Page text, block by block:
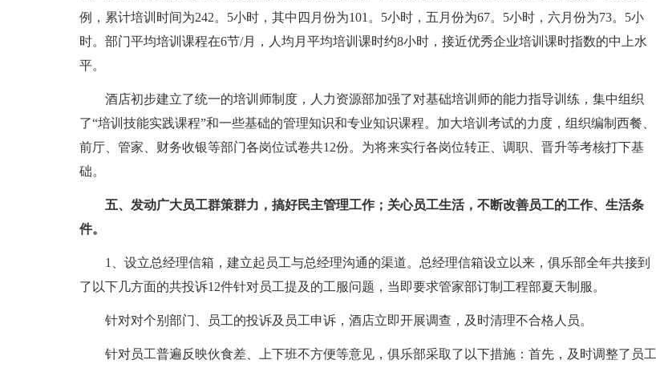
例，累计培训时间为242。5小时，其中四月份为101。5小时，五月份为67。5小时，六月份为73。5小
时。部门平均培训课程在6节/月，人均月平均培训课时约8小时，接近优秀企业培训课时指数的中上水
平。
酒店初步建立了统一的培训师制度，人力资源部加强了对基础培训师的能力指导训练，集中组织
了“培训技能实践课程”和一些基础的管理知识和专业知识课程。加大培训考试的力度，组织编制西餐、
前厅、管家、财务收银等部门各岗位试卷共12份。为将来实行各岗位转正、调职、晋升等考核打下基
础。
五、发动广大员工群策群力，搞好民主管理工作；关心员工生活，不断改善员工的工作、生活条
件。
1、设立总经理信箱，建立起员工与总经理沟通的渠道。总经理信箱设立以来，俱乐部全年共接到
了以下几方面的共投诉12件针对员工提及的工服问题，当即要求管家部订制工程部夏天制服。
针对对个别部门、员工的投诉及员工申诉，酒店立即开展调查，及时清理不合格人员。
针对员工普遍反映伙食差、上下班不方便等意见，俱乐部采取了以下措施：首先，及时调整了员工